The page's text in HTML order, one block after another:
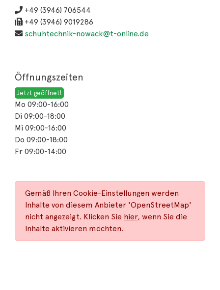
+49 (3946) 706544
+49 (3946) 9019286
schuhtechnik-nowack@t-online.de
Öffnungszeiten
Jetzt geöffnet!
Mo 09:00-16:00
Di 09:00-18:00
Mi 09:00-16:00
Do 09:00-18:00
Fr 09:00-14:00
Gemäß Ihren Cookie-Einstellungen werden
Inhalte von diesem Anbieter 'OpenStreetMap'
nicht angezeigt. Klicken Sie hier, wenn Sie die
Inhalte aktivieren möchten.